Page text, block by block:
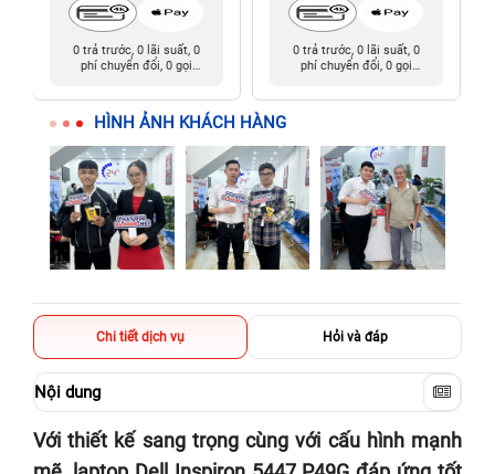
0 trả trước, 0 lãi suất, 0
phí chuyển đổi, 0 gọi
0 trả trước, 0 lãi suất, 0
phí chuyển đổi, 0 gọi
HÌNH ẢNH KHÁCH HÀNG
Chi tiết dịch vụ Hỏi và đáp
Nội dung
Với thiết kế sang trọng cùng với cấu hình mạnh